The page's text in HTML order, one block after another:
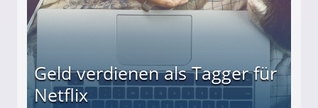
Geld verdienen als Tagger für
Netflix